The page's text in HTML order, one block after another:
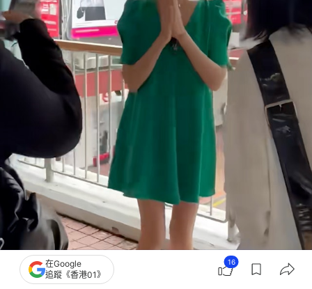
在Google
追蹤《香港01》
16